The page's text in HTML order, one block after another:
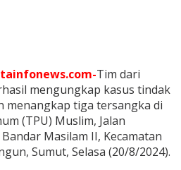
Tim dari
mengungkap kasus tindak
menangkap tiga tersangka di
(TPU) Muslim, Jalan
Masilam II, Kecamatan
Sumut, Selasa (20/8/2024).